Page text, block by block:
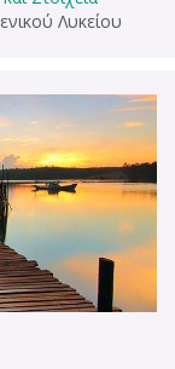
Λυκείου